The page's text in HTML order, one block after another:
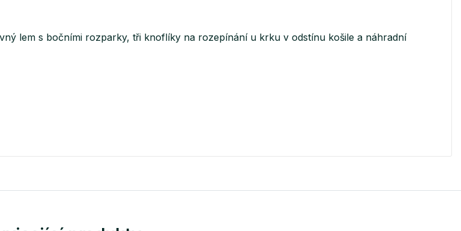
lem s bočními rozparky, tři knoflíky na rozepínání u krku v odstínu košile a náhradní